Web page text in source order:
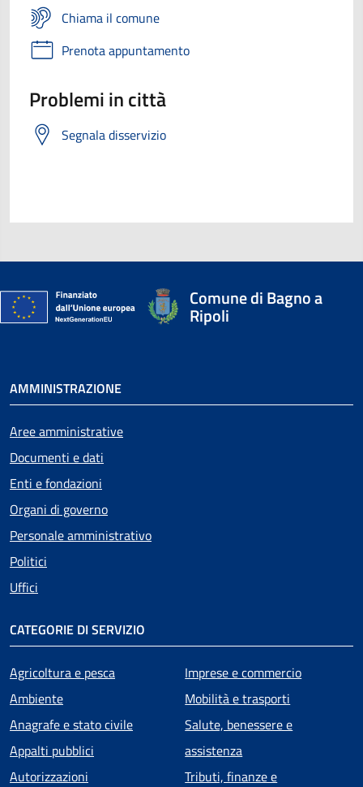
Chiama il comune
Prenota appuntamento
Problemi in città
Segnala disservizio
Comune di Bagno a
Ripoli
AMMINISTRAZIONE
Aree amministrative
Documenti e dati
Enti e fondazioni
Organi di governo
Personale amministrativo
Politici
Uffici
CATEGORIE DI SERVIZIO
Agricoltura e pesca
Ambiente
Anagrafe e stato civile
Appalti pubblici
Autorizzazioni
Imprese e commercio
Mobilità e trasporti
Salute, benessere e
assistenza
Tributi, finanze e